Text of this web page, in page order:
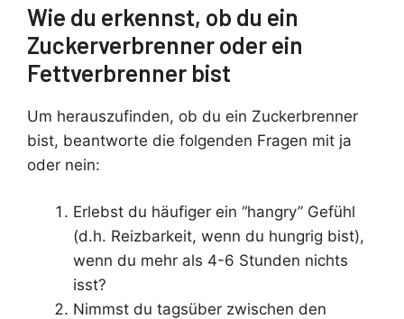
Wie du erkennst, ob du ein
Zuckerverbrenner oder ein
Fettverbrenner bist
Um herauszufinden, ob du ein Zuckerbrenner
bist, beantworte die folgenden Fragen mit ja
oder nein:
Erlebst du häufiger ein “hangry” Gefühl
(d.h. Reizbarkeit, wenn du hungrig bist),
wenn du mehr als 4-6 Stunden nichts
isst?
Nimmst du tagsüber zwischen den